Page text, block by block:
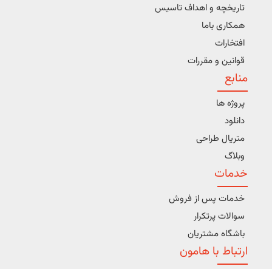
تاریخچه و اهداف تاسیس
همکاری باما
افتخارات
قوانین و مقررات
منابع
پروژه ها
دانلود
متریال طراحی
وبلاگ
خدمات
خدمات پس از فروش
سوالات پرتکرار
باشگاه مشتریان
ارتباط با هامون